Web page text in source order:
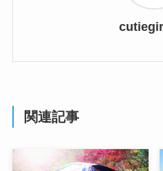
関連記事